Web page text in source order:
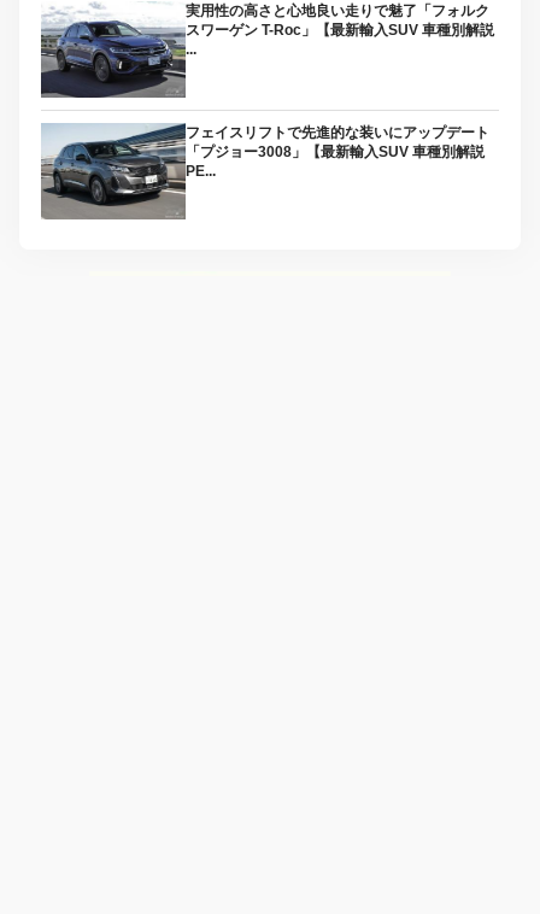
実用性の高さと心地良い走りで魅了「フォルク
スワーゲン T-Roc」【最新輸入SUV 車種別解説
...
フェイスリフトで先進的な装いにアップデート
「プジョー3008」【最新輸入SUV 車種別解説
PE...